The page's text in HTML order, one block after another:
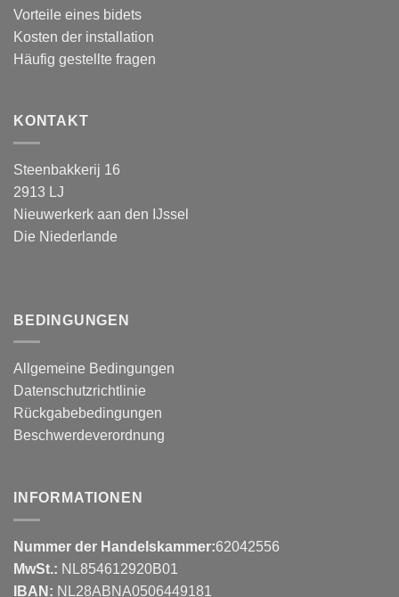
Vorteile eines bidets
Kosten der installation
Häufig gestellte fragen
KONTAKT
Steenbakkerij 16
2913 LJ
Nieuwerkerk aan den IJssel
Die Niederlande
BEDINGUNGEN
Allgemeine Bedingungen
Datenschutzrichtlinie
Rückgabebedingungen
Beschwerdeverordnung
INFORMATIONEN
Nummer der Handelskammer:62042556
MwSt.: NL854612920B01
IBAN: NL28ABNA0506449181